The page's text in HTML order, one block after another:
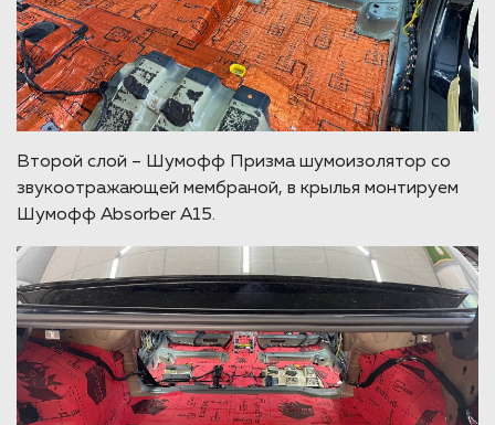
Второй слой – Шумофф Призма шумоизолятор со
звукоотражающей мембраной, в крылья монтируем
Шумофф Absorber А15.